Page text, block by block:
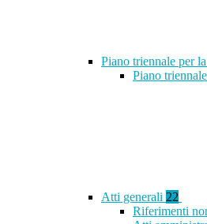
Piano triennale per
Piano
Atti generali 22
Riferimenti